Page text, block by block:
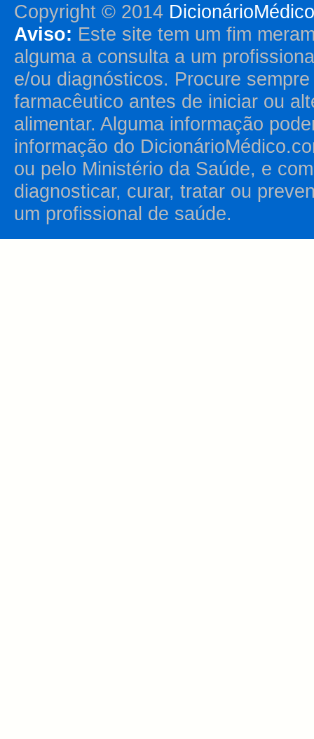
Copyright © 2014
Aviso: Este site tem um fim
alguma a consulta a um
e/ou diagnósticos. Procure
farmacêutico antes de iniciar ou
alimentar. Alguma informação
informação do
ou pelo Ministério da Saúde, e
diagnosticar, curar, tratar ou
um profissional de saúde.